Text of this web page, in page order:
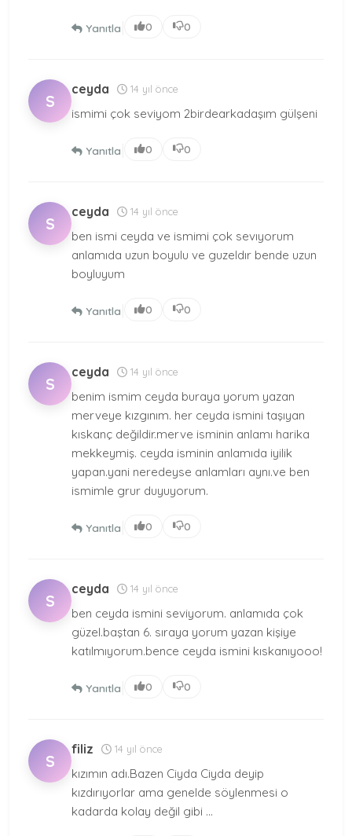
Yanıtla 0 0
S
ceyda 14 yıl önce
ismimi çok seviyom 2birdearkadaşım gülşeni
Yanıtla 0 0
S
ceyda 14 yıl önce
ben ismi ceyda ve ismimi çok sevıyorum
anlamıda uzun boyulu ve guzeldır bende uzun
boyluyum
Yanıtla 0 0
S
ceyda 14 yıl önce
benim ismim ceyda buraya yorum yazan
merveye kızgınım. her ceyda ismini taşıyan
kıskanç değildir.merve isminin anlamı harika
mekkeymiş. ceyda isminin anlamıda iyilik
yapan.yani neredeyse anlamları aynı.ve ben
ismimle grur duyuyorum.
Yanıtla 0 0
S
ceyda 14 yıl önce
ben ceyda ismini seviyorum. anlamıda çok
güzel.baştan 6. sıraya yorum yazan kişiye
katılmıyorum.bence ceyda ismini kıskanıyooo!
Yanıtla 0 0
S
filiz 14 yıl önce
kızımın adı.Bazen Ciyda Ciyda deyip
kızdırıyorlar ama genelde söylenmesi o
kadarda kolay değil gibi ...